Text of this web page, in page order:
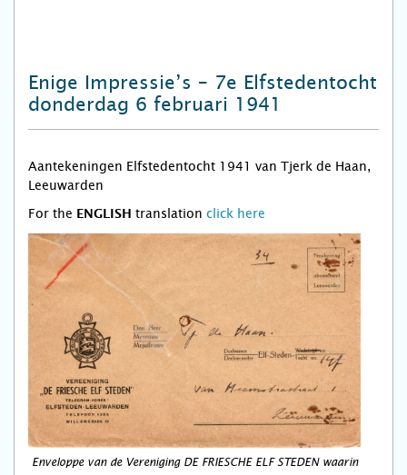
Enige Impressie’s – 7e Elfstedentocht
donderdag 6 februari 1941
Aantekeningen Elfstedentocht 1941 van Tjerk de Haan,
Leeuwarden
For the ENGLISH translation click here
Enveloppe van de Vereniging DE FRIESCHE ELF STEDEN waarin